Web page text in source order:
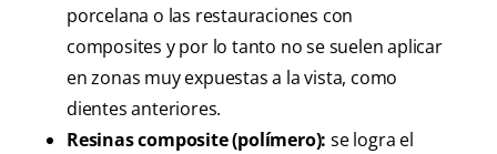
porcelana o las restauraciones con
composites y por lo tanto no se suelen aplicar
en zonas muy expuestas a la vista, como
dientes anteriores.
Resinas composite (polímero): se logra el